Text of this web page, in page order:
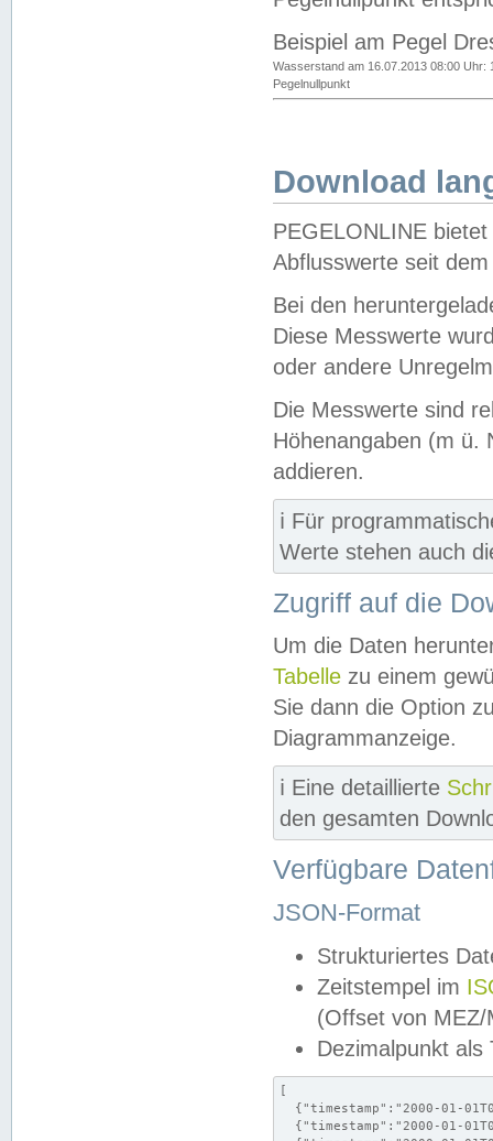
Beispiel am Pegel
Wasserstand am 16.07.2013 08:00 Uhr:
Pegelnullpunkt
Download
PEGELONLINE
Abflusswerte seit
Bei den
Diese Messwerte
oder andere
Die Messwerte sind
Höhenangaben (m ü.
addieren.
ℹ️ Für
Werte stehen auch
Zugriff auf die
Um die Daten
Tabelle zu einem
Sie dann die Option
Diagrammanzeige.
ℹ️ Eine detaillierte
den gesamten
Verfügbare
JSON-Format
Strukturiertes
Zeitstempel im
(Offset von MEZ/
Dezimalpunkt als
[
{"timestamp":"2000-01-
{"timestamp":"2000-01-